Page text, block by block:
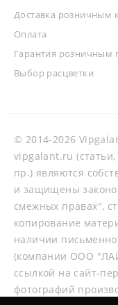
Доставка розничным
Оплата
Гарантия розничным
Выбор расцветки
© 2014-2026
vipgalant.ru
пр.) являются
и защищены
смежных правах",
копирование
наличии
(компании ООО
ссылкой на сайт-
фотографий